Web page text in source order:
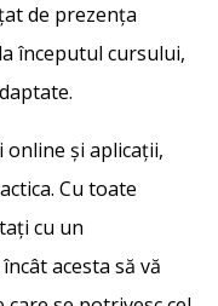
de prezența
începutul cursului,
și aplicații,
Cu toate
cu un
acesta să vă